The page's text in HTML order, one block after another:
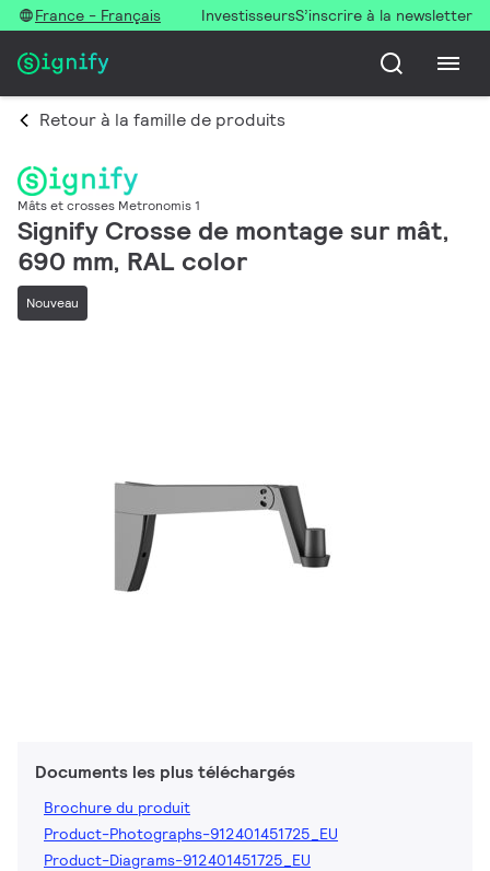
France - Français InvestisseursS’inscrire à la newsletter
Retour à la famille de produits
Mâts et crosses Metronomis 1
Signify Crosse de montage sur mât,
690 mm, RAL color
Nouveau
Documents les plus téléchargés
Brochure du produit
Product-Photographs-912401451725_EU
Product-Diagrams-912401451725_EU